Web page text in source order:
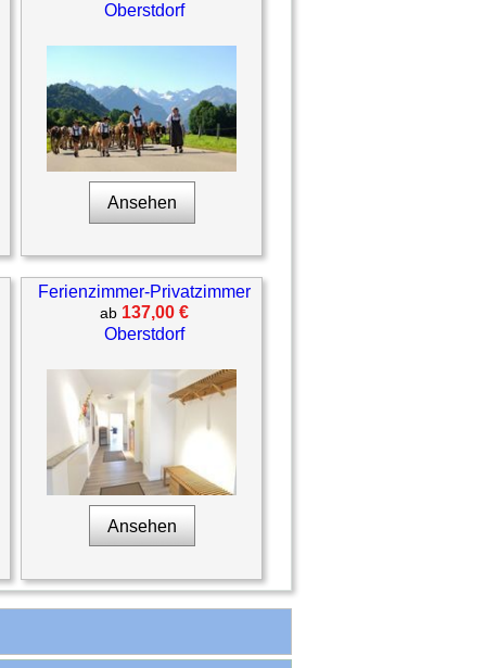
Oberstdorf
Ansehen
Ferienzimmer-Privatzimmer
ab 137,00 €
Oberstdorf
Ansehen